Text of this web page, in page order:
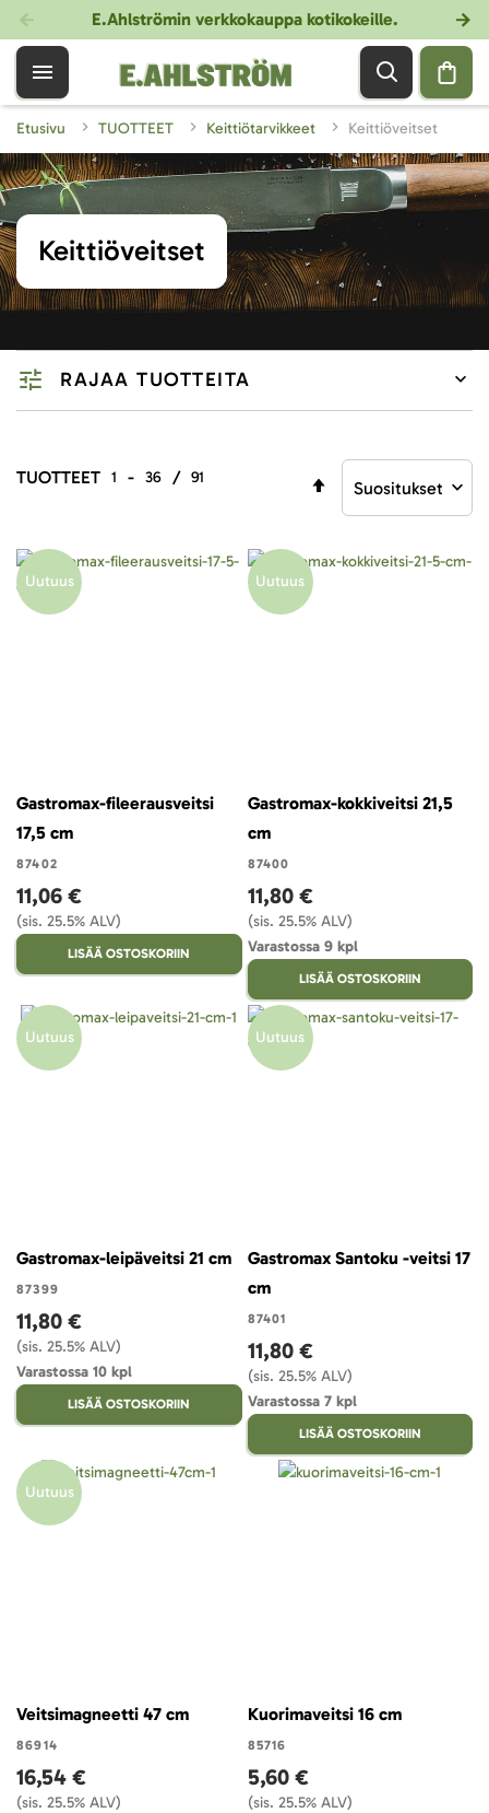
E.Ahlströmin verkkokauppa kotikokeille.
Etusivu TUOTTEET Keittiötarvikkeet Keittiöveitset
Keittiöveitset
TUOTTEET 1 - 36 / 91
Aseta
Uutuus
Gastromax-fileerausveitsi
17,5 cm
87402
11,06 €
(sis. 25.5% ALV)
LISÄÄ OSTOSKORIIN
Uutuus
Gastromax-kokkiveitsi 21,5
cm
87400
11,80 €
(sis. 25.5% ALV)
Varastossa 9 kpl
LISÄÄ OSTOSKORIIN
Uutuus
Gastromax-leipäveitsi 21 cm
87399
11,80 €
(sis. 25.5% ALV)
Varastossa 10 kpl
LISÄÄ OSTOSKORIIN
Uutuus
Gastromax Santoku -veitsi 17
cm
87401
11,80 €
(sis. 25.5% ALV)
Varastossa 7 kpl
LISÄÄ OSTOSKORIIN
Uutuus
Veitsimagneetti 47 cm
86914
16,54 €
(sis. 25.5% ALV)
Kuorimaveitsi 16 cm
85716
5,60 €
(sis. 25.5% ALV)
RAJAA TUOTTEITA